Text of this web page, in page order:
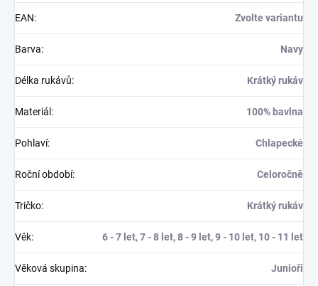
EAN: Zvolte variantu
Barva: Navy
Délka rukávů: Krátký rukáv
Materiál : 100% bavlna
Pohlaví: Chlapecké
Roční období: Celoročně
Tričko: Krátký rukáv
Věk: 6 - 7 let, 7 - 8 let, 8 - 9 let, 9 - 10 let, 10 - 11 let
Věková skupina: Junioři